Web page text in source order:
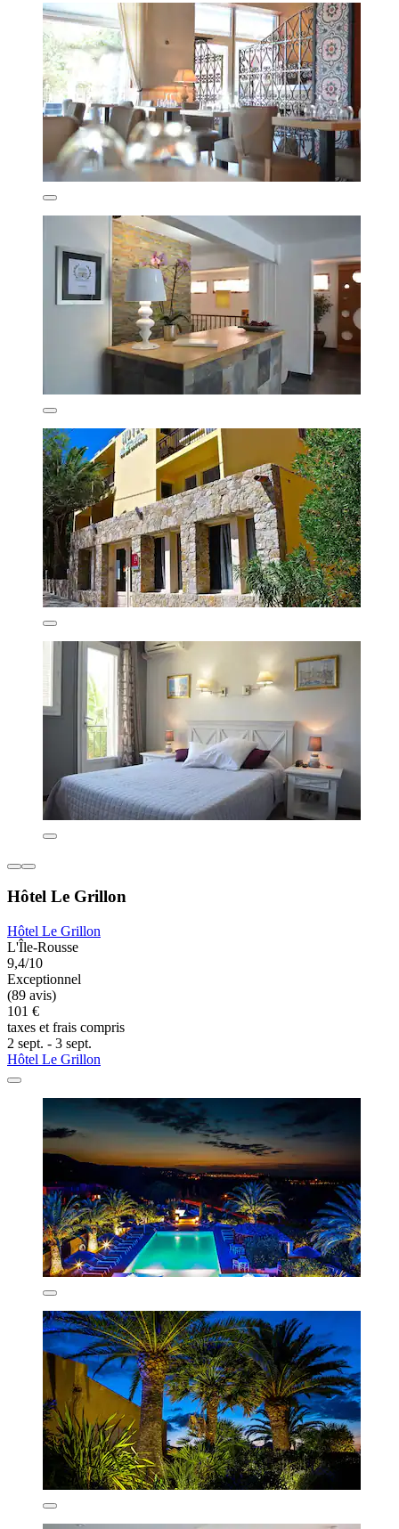
Hôtel Le Grillon
Hôtel Le Grillon
L'Île-Rousse
9,4/10
Exceptionnel
(89 avis)
101 €
taxes et frais compris
2 sept. - 3 sept.
Hôtel Le Grillon